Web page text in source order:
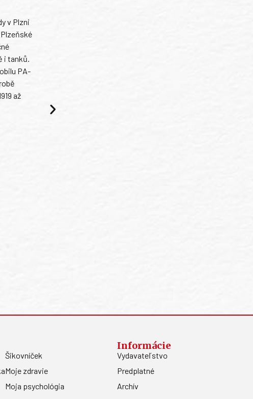
v Plzni
i tanků.
PA-
až
Šikovníček
Moje zdravie
Moja psychológia
Informácie
Vydavateľstvo
Predplatné
Archív